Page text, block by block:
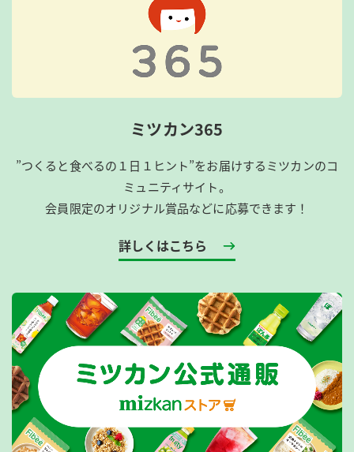
ミツカン365
”つくると食べるの１日１ヒント”をお届けするミツカンのコ
ミュニティサイト。
会員限定のオリジナル賞品などに応募できます！
詳しくはこちら